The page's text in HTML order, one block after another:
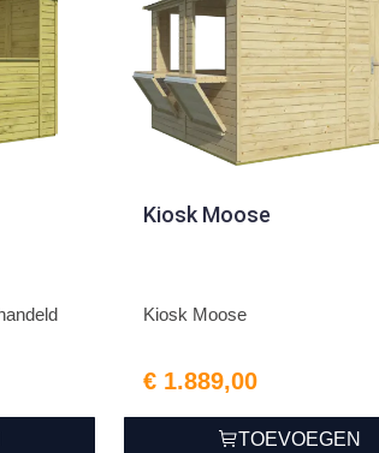
Kiosk Moose
Kiosk Moose
€ 1.889,00
TOEVOEGEN